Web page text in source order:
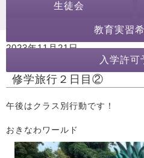
生徒会
教育実習
入学許可
2023年11月21日
行事・活動 修学旅行
修学旅行２日目②
午後はクラス別行動です！
おきなわワールド